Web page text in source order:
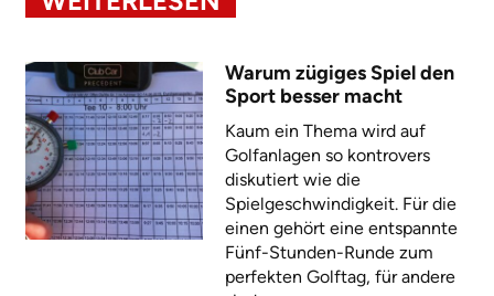
Warum zügiges Spiel den
Sport besser macht
Kaum ein Thema wird auf
Golfanlagen so kontrovers
diskutiert wie die
Spielgeschwindigkeit. Für die
einen gehört eine entspannte
Fünf-Stunden-Runde zum
perfekten Golftag, für andere